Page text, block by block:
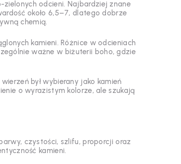
odcieni. Najbardziej znane
około 6,5–7, dlatego dobrze
chemią.
kamieni. Różnice w odcieniach
ważne w biżuterii boho, gdzie
był wybierany jako kamień
o wyrazistym kolorze, ale szukają
czystości, szlifu, proporcji oraz
kamieni.